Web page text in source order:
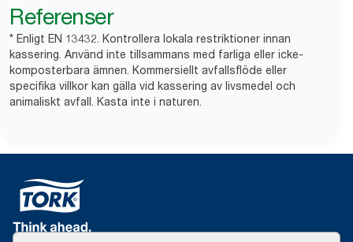
Referenser
* Enligt EN 13432. Kontrollera lokala restriktioner innan
kassering. Använd inte tillsammans med farliga eller icke-
komposterbara ämnen. Kommersiellt avfallsflöde eller
specifika villkor kan gälla vid kassering av livsmedel och
animaliskt avfall. Kasta inte i naturen.